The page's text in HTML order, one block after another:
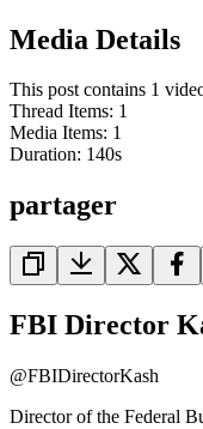
Media Details
This post contains 1
Thread Items: 1
Media Items: 1
Duration: 140s
partager
FBI Director
@FBIDirectorKash
Director of the Federal